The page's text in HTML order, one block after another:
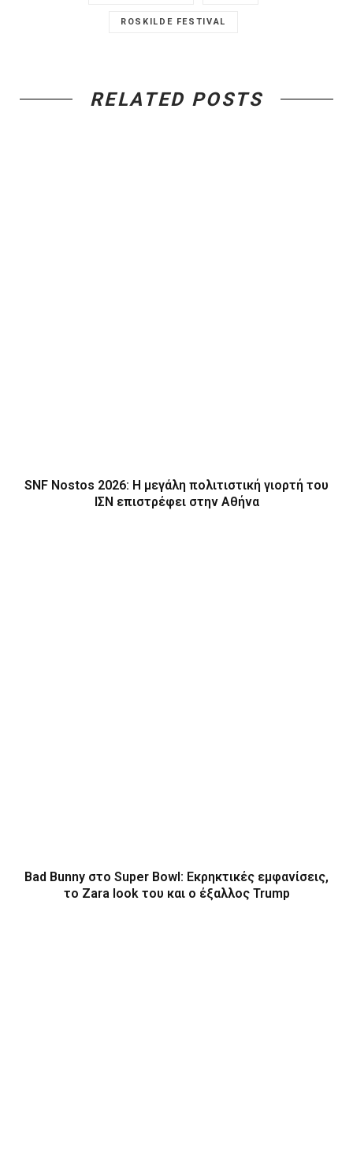
ROSKILDE FESTIVAL
RELATED POSTS
SNF Nostos 2026: Η μεγάλη πολιτιστική γιορτή του
ΙΣΝ επιστρέφει στην Αθήνα
Bad Bunny στο Super Bowl: Εκρηκτικές εμφανίσεις,
το Zara look του και ο έξαλλος Trump